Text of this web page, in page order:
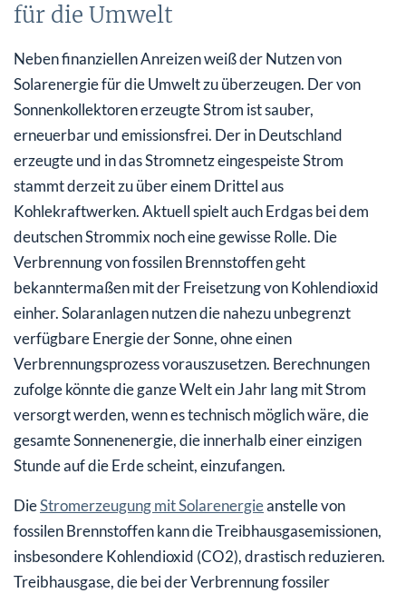
für die Umwelt
Neben finanziellen Anreizen weiß der Nutzen von
Solarenergie für die Umwelt zu überzeugen. Der von
Sonnenkollektoren erzeugte Strom ist sauber,
erneuerbar und emissionsfrei. Der in Deutschland
erzeugte und in das Stromnetz eingespeiste Strom
stammt derzeit zu über einem Drittel aus
Kohlekraftwerken. Aktuell spielt auch Erdgas bei dem
deutschen Strommix noch eine gewisse Rolle. Die
Verbrennung von fossilen Brennstoffen geht
bekanntermaßen mit der Freisetzung von Kohlendioxid
einher. Solaranlagen nutzen die nahezu unbegrenzt
verfügbare Energie der Sonne, ohne einen
Verbrennungsprozess vorauszusetzen. Berechnungen
zufolge könnte die ganze Welt ein Jahr lang mit Strom
versorgt werden, wenn es technisch möglich wäre, die
gesamte Sonnenenergie, die innerhalb einer einzigen
Stunde auf die Erde scheint, einzufangen.
DieStromerzeugung mit Solarenergieanstelle von
fossilen Brennstoffen kann die Treibhausgasemissionen,
insbesondere Kohlendioxid (CO2), drastisch reduzieren.
Treibhausgase, die bei der Verbrennung fossiler